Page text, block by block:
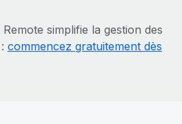
simplifie la gestion des
commencez gratuitement dès